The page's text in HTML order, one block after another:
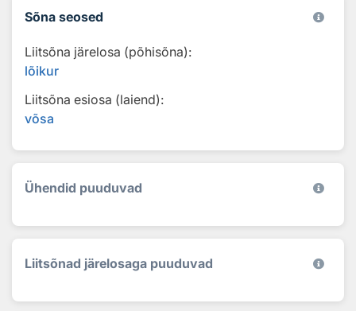
Sõna seosed
Liitsõna järelosa (põhisõna):
lõikur
Liitsõna esiosa (laiend):
võsa
Ühendid puuduvad
Liitsõnad järelosaga puuduvad